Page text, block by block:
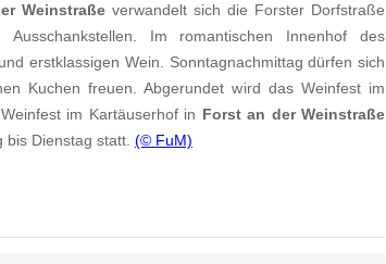
Weinstraßeverwandelt sich die Forster Dorfstraße
Im romantischen Innenhof des
erstklassigen Wein. Sonntagnachmittag dürfen sich
Kuchen freuen. Abgerundet wird das Weinfest im
im Kartäuserhof in Forst an der Weinstraße
bis Dienstag statt. (© FuM)